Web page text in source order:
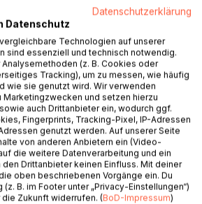
mit dem Erleben einer
die Schulbank drückt.
Datenschutzerklärung
Datenschutz
Technologien auf unserer
sind essenziell und technisch notwendig.
(z. B. Cookies oder
Tracking), um zu messen, wie häufig
wie sie genutzt wird. Wir verwenden
und setzen hierzu
auch Drittanbieter ein, wodurch ggf.
Fingerprints, Tracking-Pixel, IP-Adressen
genutzt werden. Auf unserer Seite
von anderen Anbietern ein (Video-
die weitere Datenverarbeitung und ein
Drittanbieter keinen Einfluss. Mit deiner
oben beschriebenen Vorgänge ein. Du
B. im Footer unter „Privacy-Einstellungen“)
Zukunft widerrufen. (BoD-Impressum)